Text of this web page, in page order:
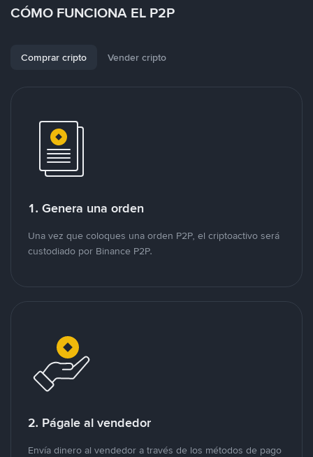
CÓMO FUNCIONA EL P2P
Comprar cripto Vender cripto
1. Genera una orden
Una vez que coloques una orden P2P, el criptoactivo será
custodiado por Binance P2P.
2. Págale al vendedor
Envía dinero al vendedor a través de los métodos de pago